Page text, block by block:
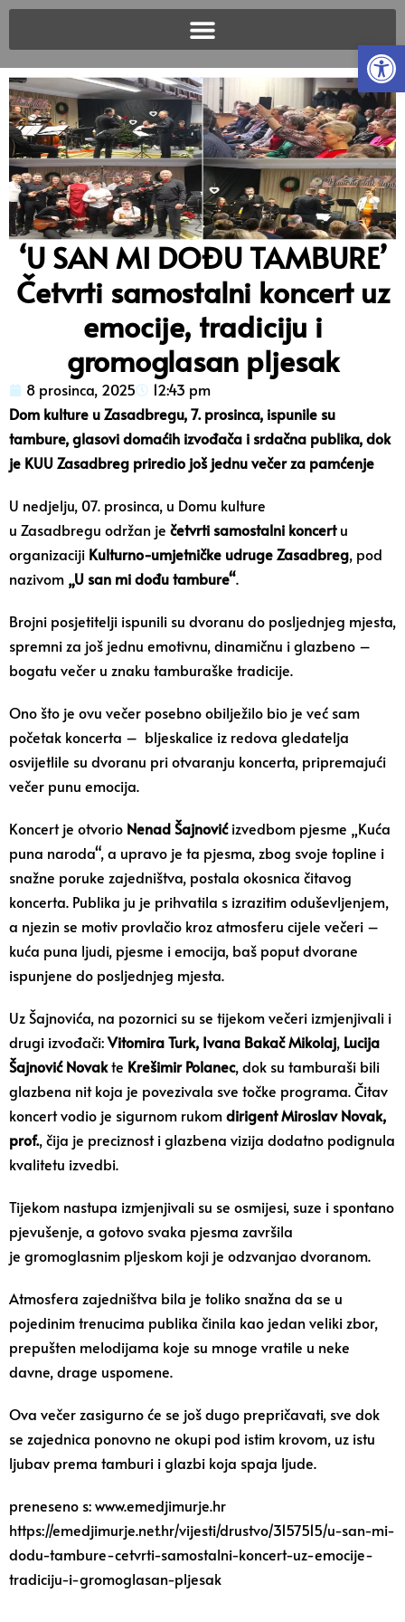
‘U SAN MI DOĐU TAMBURE’
Četvrti samostalni koncert uz
emocije, tradiciju i
gromoglasan pljesak
8 prosinca, 2025
12:43 pm
Dom kulture u Zasadbregu, 7. prosinca, ispunile su
tambure, glasovi domaćih izvođača i srdačna publika, dok
je KUU Zasadbreg priredio još jednu večer za pamćenje
U nedjelju, 07. prosinca, u Domu kulture
u Zasadbregu održan je četvrti samostalni koncertu
organizaciji Kulturno-umjetničke udruge Zasadbreg, pod
nazivom „U san mi dođu tambure“.
Brojni posjetitelji ispunili su dvoranu do posljednjeg mjesta,
spremni za još jednu emotivnu, dinamičnu i glazbeno –
bogatu večer u znaku tamburaške tradicije.
Ono što je ovu večer posebno obilježilo bio je već sam
početak koncerta – bljeskalice iz redova gledatelja
osvijetlile su dvoranu pri otvaranju koncerta, pripremajući
večer punu emocija.
Koncert je otvorio Nenad Šajnovićizvedbom pjesme „Kuća
puna naroda“, a upravo je ta pjesma, zbog svoje topline i
snažne poruke zajedništva, postala okosnica čitavog
koncerta. Publika ju je prihvatila s izrazitim oduševljenjem,
a njezin se motiv provlačio kroz atmosferu cijele večeri –
kuća puna ljudi, pjesme i emocija, baš poput dvorane
ispunjene do posljednjeg mjesta.
Uz Šajnovića, na pozornici su se tijekom večeri izmjenjivali i
drugi izvođači:Vitomira Turk, Ivana Bakač Mikolaj, Lucija
Šajnović Novakte Krešimir Polanec, dok su tamburaši bili
glazbena nit koja je povezivala sve točke programa. Čitav
koncert vodio je sigurnom rukomdirigent Miroslav Novak,
prof., čija je preciznost i glazbena vizija dodatno podignula
kvalitetu izvedbi.
Tijekom nastupa izmjenjivali su se osmijesi, suze i spontano
pjevušenje, a gotovo svaka pjesma završila
je gromoglasnim pljeskom koji je odzvanjao dvoranom.
Atmosfera zajedništva bila je toliko snažna da se u
pojedinim trenucima publika činila kao jedan veliki zbor,
prepušten melodijama koje su mnoge vratile u neke
davne, drage uspomene.
Ova večer zasigurno će se još dugo prepričavati, sve dok
se zajednica ponovno ne okupi pod istim krovom, uz istu
ljubav prema tamburi i glazbi koja spaja ljude.
preneseno s: www.emedjimurje.hr
https://emedjimurje.net.hr/vijesti/drustvo/3157515/u-san-mi-
dodu-tambure-cetvrti-samostalni-koncert-uz-emocije-
tradiciju-i-gromoglasan-pljesak